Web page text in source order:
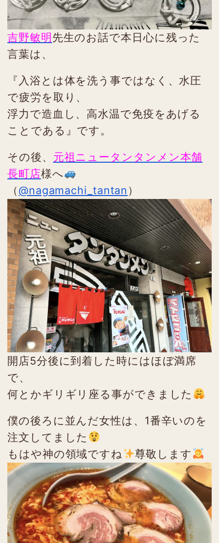
吉野敏明先生のお話で本日心に残った
言葉は、
『入浴とは体を洗う事ではなく、水圧
で疲労を取り、
浮力で造血し、高水温で免疫をあげる
ことである』です。
その後、 元祖ニュータンタンメン本舗
長町店様へ
（@nagamachi_tantan ）
開店5分後に到着した時にはほぼ満席
で、
何とかギリギリ座る事ができました
僕の後ろに並んだ女性は、1番辛いのを
注文してました
もはや神の領域ですね
尊敬します